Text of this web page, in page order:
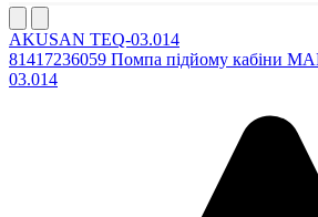
AKUSAN TEQ-03.014
81417236059 Помпа підйому кабіни
03.014